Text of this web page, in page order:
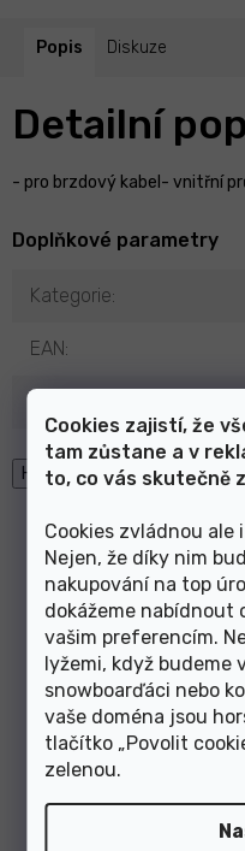
Cookies zajistí, že
tam zůstane a v
to, co vás skutečně
Cookies zvládnou ale
Nejen, že díky nim
nakupování na top
dokážeme nabídnout
vašim preferencím.
lyžemi, když budeme
snowboarďáci nebo
vaše doména jsou
tlačítko „Povolit
zelenou.
Popis Diskuze
Detailní
- pro brzdový kabel- vnitřní
Doplňkové parametry
Kategorie:
EAN:
High-contrast mode
Mohlo by
-53%
Prachovka brzdového
vodítka